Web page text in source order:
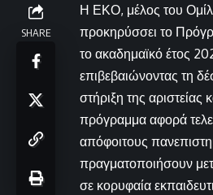
SHARE
Η ΕΚΟ, μέλος του
προκηρύσσει το
το ακαδημαϊκό έτος
επιβεβαιώνοντας τη
στήριξη της αριστείας
πρόγραμμα αφορά
απόφοιτους
πραγματοποιήσουν
σε κορυφαία